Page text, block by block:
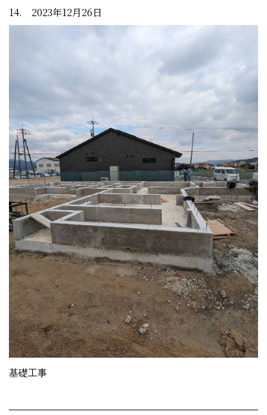
14. 2023年12月26日
基礎工事